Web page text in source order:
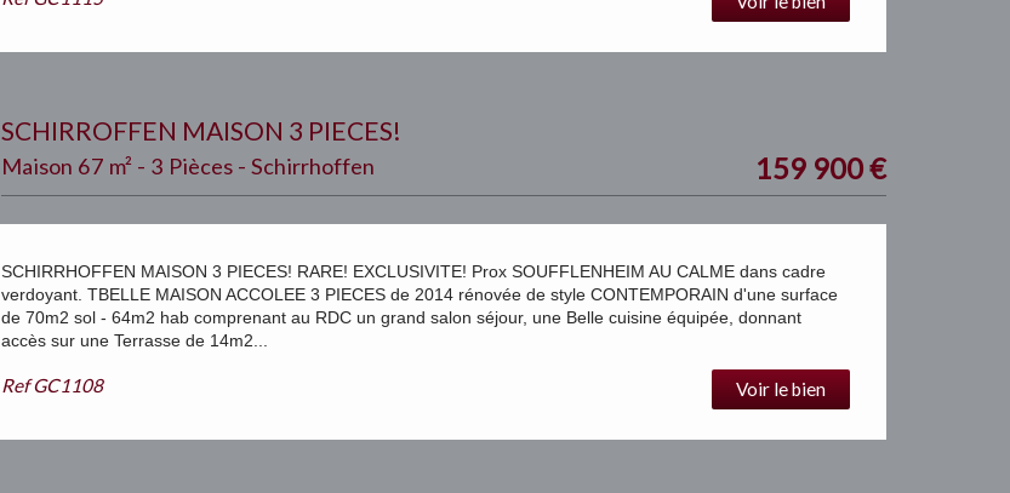
SCHIRROFFEN MAISON 3 PIECES!
Maison 67 m² - 3 Pièces - Schirrhoffen 159 900€
SCHIRRHOFFEN MAISON 3 PIECES! RARE! EXCLUSIVITE! Prox SOUFFLENHEIM AU CALME dans cadre
verdoyant. TBELLE MAISON ACCOLEE 3 PIECES de 2014 rénovée de style CONTEMPORAIN d'une surface
de 70m2 sol - 64m2 hab comprenant au RDC un grand salon séjour, une Belle cuisine équipée, donnant
accès sur une Terrasse de 14m2...
RefGC1108 Voir le bien